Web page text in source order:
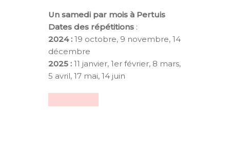
Un samedi par mois à Pertuis
Dates des répétitions :
2024 : 19 octobre, 9 novembre, 14
décembre
2025 : 11 janvier, 1er février, 8 mars,
5 avril, 17 mai, 14 juin